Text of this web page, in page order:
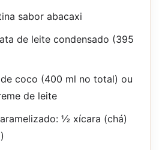
sabor abacaxi
de leite condensado (395
coco (400 ml no total) ou
de leite
½ xícara (chá)